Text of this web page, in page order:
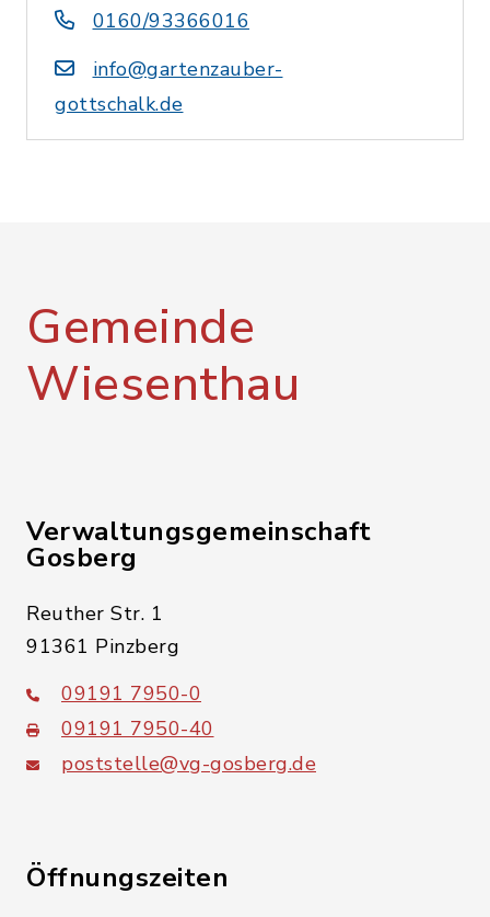
0160/93366016
info@gartenzauber-
gottschalk.de
Gemeinde
Wiesenthau
Verwaltungsgemeinschaft
Gosberg
Reuther Str. 1
91361 Pinzberg
09191 7950-0
09191 7950-40
poststelle@vg-gosberg.de
Öffnungszeiten